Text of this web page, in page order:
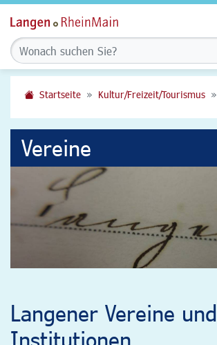
Startseite Kultur/Freizeit/Tourismus
Vereine
Langener Vereine und
Institutionen